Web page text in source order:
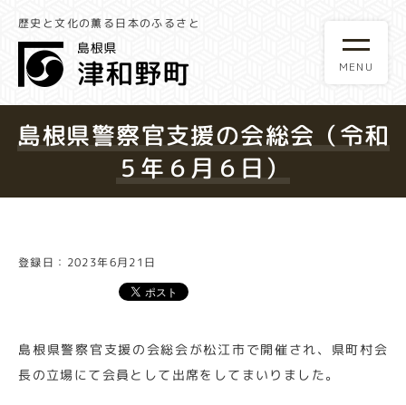
歴史と文化の薫る日本のふるさと
島根県警察官支援の会総会（令和
５年６月６日）
登録日：2023年6月21日
島根県警察官支援の会総会が松江市で開催され、県町村会
長の立場にて会員として出席をしてまいりました。